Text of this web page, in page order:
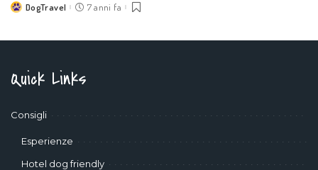
PostedDogTravel 7 anni fa
Quick Links
Consigli
Esperienze
Hotel dog friendly